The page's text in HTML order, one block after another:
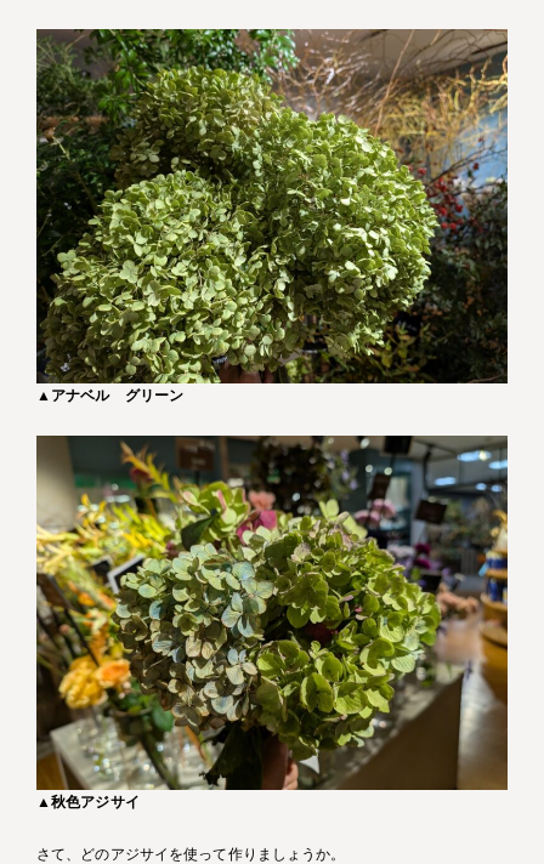
▲ アナベル グリーン
▲秋色アジサイ
さて、どのアジサイを使って作りましょうか。